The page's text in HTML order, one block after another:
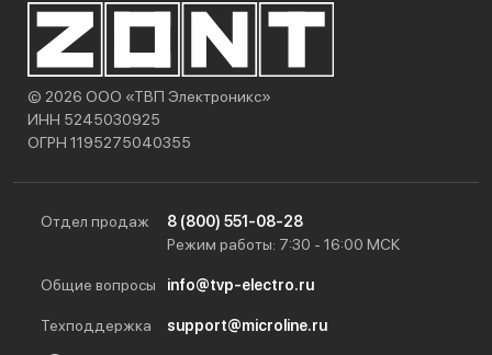
© 2026 ООО «ТВП Электроникс»
ИНН 5245030925
ОГРН 1195275040355
Отдел продаж
8 (800) 551-08-28
Режим работы: 7:30 - 16:00 МСК
Общие вопросы info@tvp-electro.ru
Техподдержка support@microline.ru